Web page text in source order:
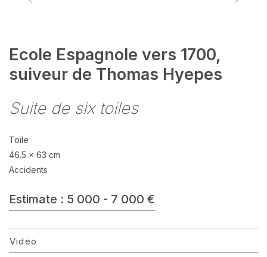
Ecole Espagnole vers 1700,
suiveur de Thomas Hyepes
Suite de six toiles
Toile
46.5 x 63 cm
Accidents
Estimate : 5 000 - 7 000 €
Video